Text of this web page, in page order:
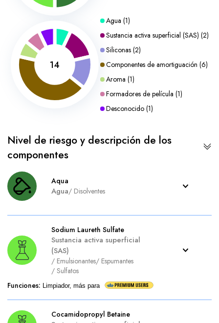
14
Agua (1)
Sustancia activa superficial (SAS) (2)
Siliconas(2)
Componentes de amortiguación (6)
Aroma (1)
Formadores de película (1)
Desconocido(1)
Nivel de riesgo y descripción de los
componentes
Aqua
Agua/ Disolventes
Sodium Laureth Sulfate
Sustancia activa superficial
(SAS)
/ Emulsionantes/ Espumantes
/ Sulfatos
Funciones: Limpiador, más para
Cocamidopropyl Betaine